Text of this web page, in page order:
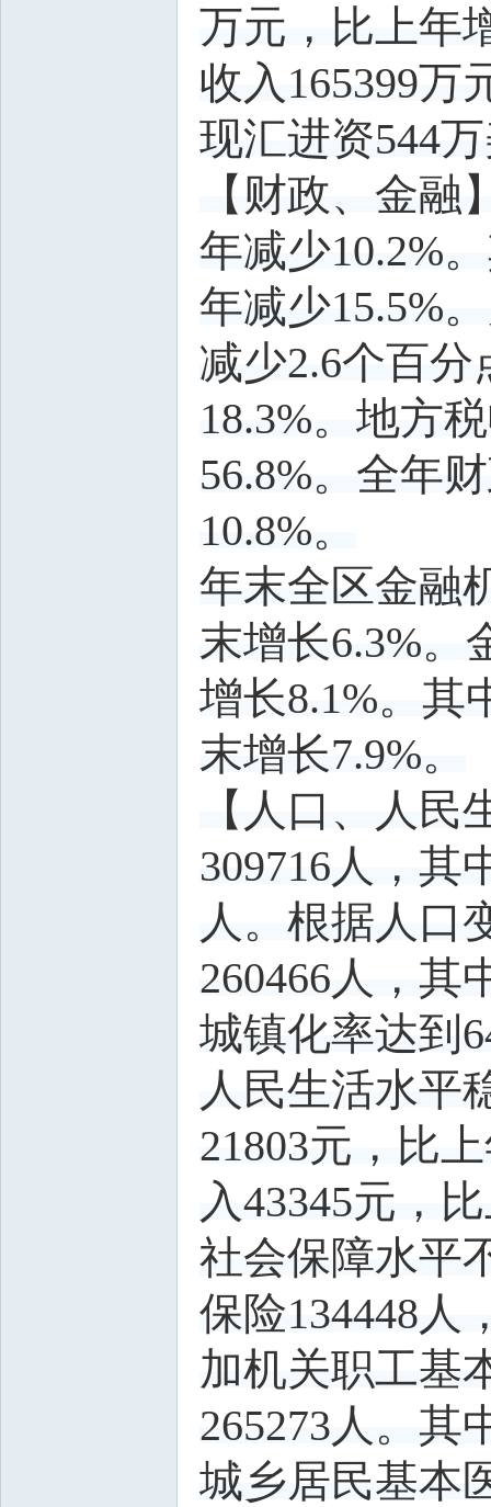
万元，比上年
收入165399万
现汇进资544
【财政、金
年减少10.2%
年减少15.5%
减少2.6个百
18.3%。地方
56.8%。全年
10.8%。
年末全区金融
末增长6.3%。
增长8.1%。其
末增长7.9%。
【人口、人
309716人，其
人。根据人口
260466人，其
城镇化率达到
人民生活水平
21803元，比
入43345元，
社会保障水平
保险134448人
加机关职工基
265273人。其
城乡居民基本